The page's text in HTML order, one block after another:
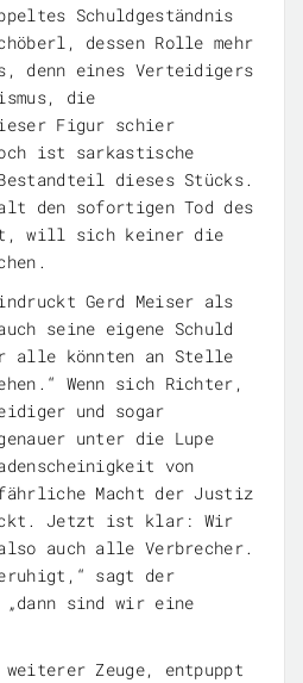
Schuldgeständnis
dessen Rolle mehr
denn eines Verteidigers
die
Figur schier
ist sarkastische
dieses Stücks.
den sofortigen Tod des
will sich keiner die
Gerd Meiser als
seine eigene Schuld
alle könnten an Stelle
Wenn sich Richter,
und sogar
unter die Lupe
von
Macht der Justiz
Jetzt ist klar: Wir
auch alle Verbrecher.
sagt der
sind wir eine
Zeuge, entpuppt